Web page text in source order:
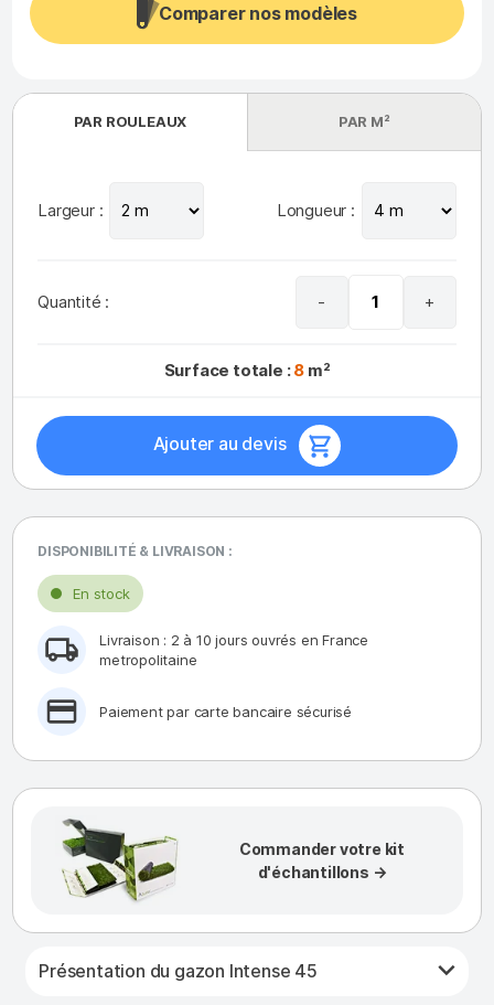
Comparer nos modèles
Commander votre kit
d'échantillons →
PAR ROULEAUX PAR M²
Largeur : Longueur :
Quantité : - +
Surface totale :8 m²
Ajouter au devis
DISPONIBILITÉ & LIVRAISON :
En stock
Livraison : 2 à 10 jours ouvrés en France
metropolitaine
Paiement par carte bancaire sécurisé
Présentation du gazon Intense 45